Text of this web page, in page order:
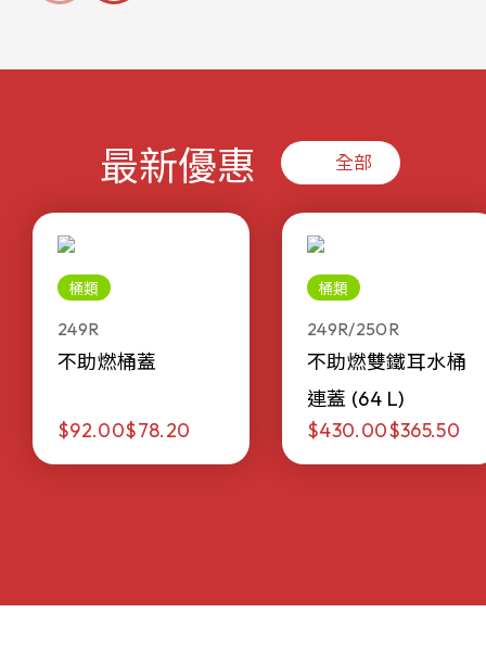
最新優惠 全部
桶類
249R
不助燃桶蓋
$92.00$78.20
桶類
249R/250R
不助燃雙鐵耳水桶
連蓋 (64 L)
$430.00$365.50